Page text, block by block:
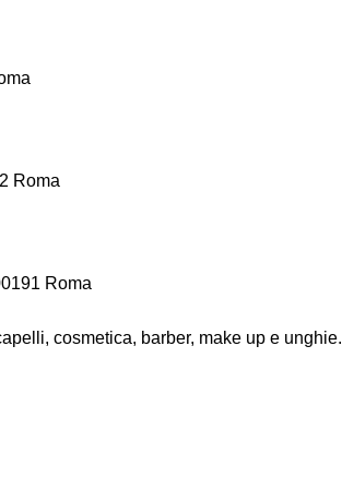
Roma
Roma
cosmetica, barber, make up e unghie.